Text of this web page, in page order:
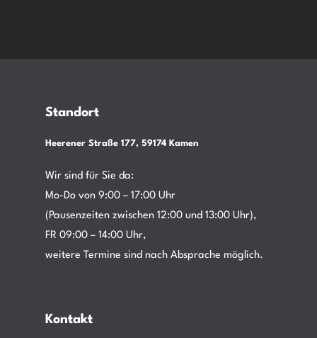
Standort
Heerener Straße 177, 59174 Kamen
Wir sind für Sie da:
Mo-Do von 9:00 – 17:00 Uhr
(Pausenzeiten zwischen 12:00 und 13:00 Uhr),
FR 09:00 – 14:00 Uhr,
weitere Termine sind nach Absprache möglich.
Kontakt